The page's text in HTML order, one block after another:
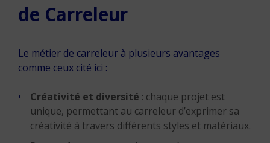
de Carreleur
Le métier de carreleur à plusieurs avantages
comme ceux cité ici :
Créativité et diversité : chaque projet est
unique, permettant au carreleur d’exprimer sa
créativité à travers différents styles et matériaux.